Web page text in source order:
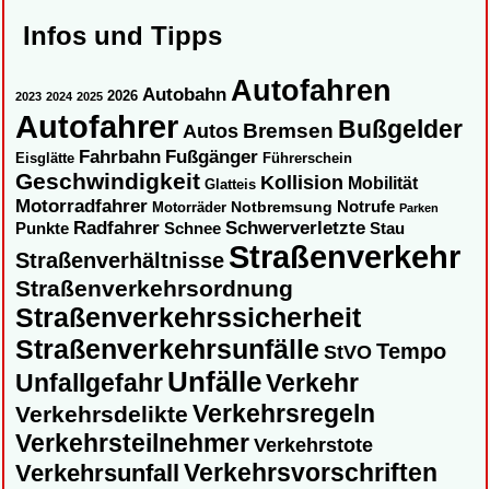
Infos und Tipps
2023 2024 2025 2026 Autobahn Autofahren
AutofahrerAutos Bremsen Bußgelder
Eisglätte Fahrbahn Fußgänger Führerschein
Geschwindigkeit Glatteis Kollision Mobilität
Motorradfahrer Motorräder Notbremsung Notrufe Parken
Punkte Radfahrer Schnee Schwerverletzte Stau
Straßenverhältnisse Straßenverkehr
Straßenverkehrsordnung
Straßenverkehrssicherheit
Straßenverkehrsunfälle StVOTempo
UnfallgefahrUnfälleVerkehr
Verkehrsdelikte Verkehrsregeln
Verkehrsteilnehmer Verkehrstote
Verkehrsunfall Verkehrsvorschriften